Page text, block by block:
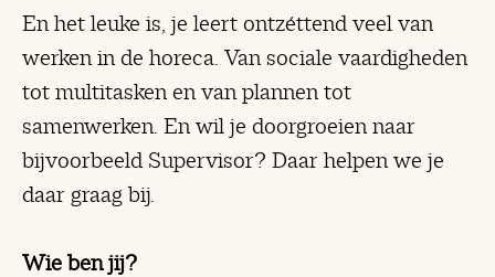
En het leuke is, je leert ontzéttend veel van
werken in de horeca. Van sociale vaardigheden
tot multitasken en van plannen tot
samenwerken. En wil je doorgroeien naar
bijvoorbeeld Supervisor? Daar helpen we je
daar graag bij.
Wie ben jij?